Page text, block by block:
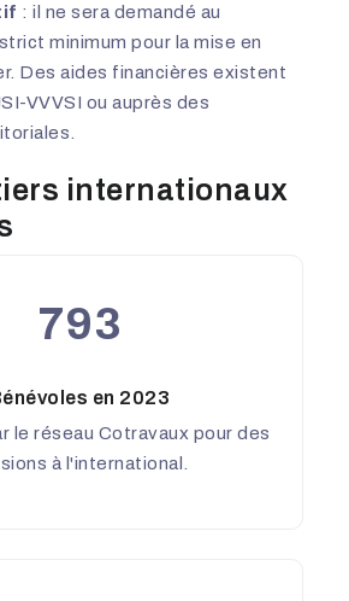
: il ne sera demandé au
minimum pour la mise en
Des aides financières existent
VVVSI ou auprès des
internationaux
793
en 2023
le réseau Cotravaux pour des
à l'international.